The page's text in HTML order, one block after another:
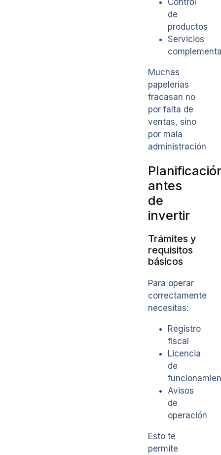
de
productos
Servicios
Muchas
papelerías
fracasan no
por falta de
ventas, sino
por mala
administración
antes
de
invertir
Trámites y
requisitos
básicos
Para operar
correctamente
necesitas:
Registro
fiscal
Licencia
de
Avisos
de
operación
Esto te
permite